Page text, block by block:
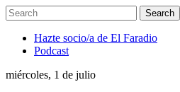
Hazte socio/a de El Faradio
Podcast
miércoles, 1 de julio